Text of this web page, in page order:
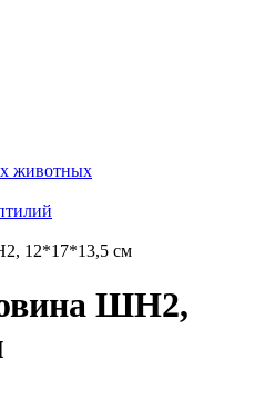
животных
12*17*13,5 см
ШН2,